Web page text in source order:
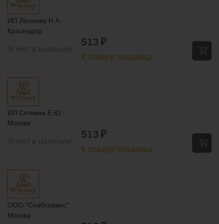
ИП Леонова Н.А.
Краснодар
513 ₽
К товару продавца
ИП Ситкина Е.Ю.
Москва
513 ₽
К товару продавца
ООО "Снабсервис"
Москва